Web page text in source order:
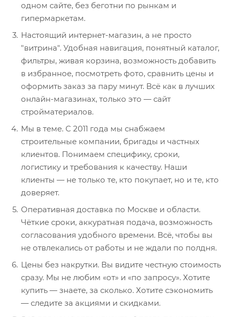
одном сайте, без беготни по рынкам и
гипермаркетам.
Настоящий интернет-магазин, а не просто
"витрина". Удобная навигация, понятный каталог,
фильтры, живая корзина, возможность добавить
в избранное, посмотреть фото, сравнить цены и
оформить заказ за пару минут. Всё как в лучших
онлайн-магазинах, только это — сайт
стройматериалов.
Мы в теме. С 2011 года мы снабжаем
строительные компании, бригады и частных
клиентов. Понимаем специфику, сроки,
логистику и требования к качеству. Наши
клиенты — не только те, кто покупает, но и те, кто
доверяет.
Оперативная доставка по Москве и области.
Чёткие сроки, аккуратная подача, возможность
согласования удобного времени. Всё, чтобы вы
не отвлекались от работы и не ждали по полдня.
Цены без накрутки. Вы видите честную стоимость
сразу. Мы не любим «от» и «по запросу». Хотите
купить — знаете, за сколько. Хотите сэкономить
— следите за акциями и скидками.